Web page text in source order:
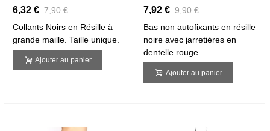
6,32 € 7,90 €
Collants Noirs en Résille à
grande maille. Taille unique.
Ajouter au panier
7,92 € 9,90 €
Bas non autofixants en résille
noire avec jarretières en
dentelle rouge.
Ajouter au panier